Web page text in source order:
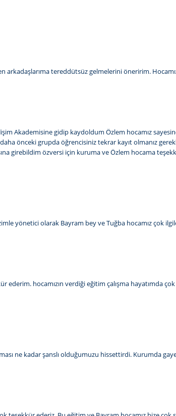
arkadaşlarıma tereddütsüz gelmelerini öneririm.
Akademisine gidip kaydoldum Özlem hocamız
önceki grupda öğrencisiniz tekrar kayıt olmanız
girebildim özversi için kuruma ve Özlem hocama
yönetici olarak Bayram bey ve Tuğba hocamız çok
ederim. hocamızın verdiği eğitim çalışma hayatımda
ne kadar şanslı olduğumuzu hissettirdi. Kurumda